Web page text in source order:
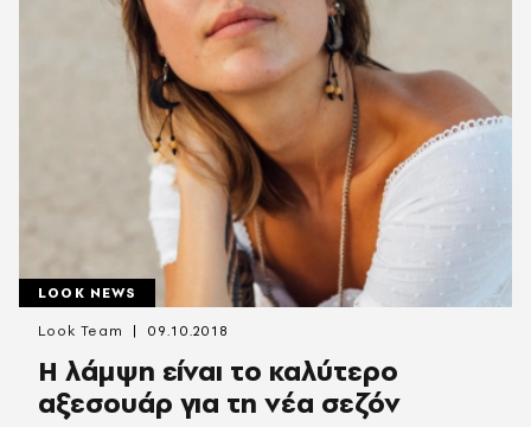
LOOK NEWS
Η λάμψη είναι το καλύτερο
αξεσουάρ για τη νέα σεζόν
Look Team 09.10.2018